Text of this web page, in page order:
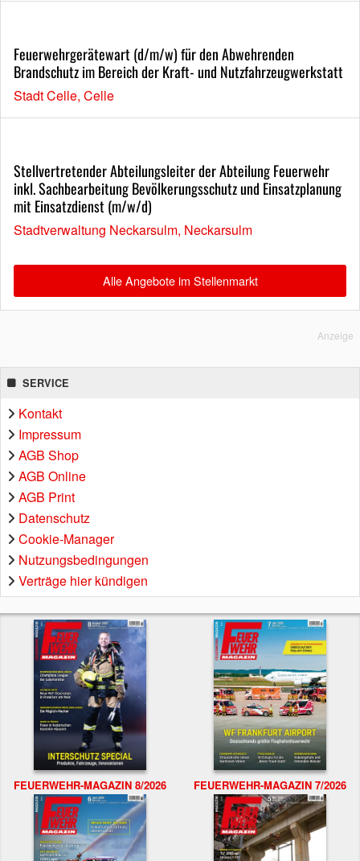
Feuerwehrgerätewart (d/m/w) für den Abwehrenden
Brandschutz im Bereich der Kraft- und Nutzfahrzeugwerkstatt
Stadt Celle, Celle
Stellvertretender Abteilungsleiter der Abteilung Feuerwehr
inkl. Sachbearbeitung Bevölkerungsschutz und Einsatzplanung
mit Einsatzdienst (m/w/d)
Stadtverwaltung Neckarsulm, Neckarsulm
Alle Angebote im Stellenmarkt
Anzeige
SERVICE
Kontakt
Impressum
AGB Shop
AGB Online
AGB Print
Datenschutz
Cookie-Manager
Nutzungsbedingungen
Verträge hier kündigen
FEUERWEHR-MAGAZIN 8/2026 FEUERWEHR-MAGAZIN 7/2026